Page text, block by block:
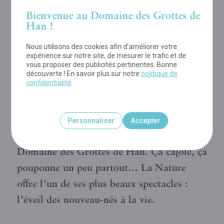
naître !
MÉDIATÈQUE DE L'ARTICLE
TÉLÉCHARGER PDF
En cette période printanière, les naissances
Domaine des Grottes de Han. Ça cajole, ça
pouponne un peu partout… La Nature
offre l’un de ses plus beaux spectacles :
l’éveil des nouveau-nés à la vie.
Bienvenue au Domaine des Grottes de
Han !
Nous utilisons des cookies afin d’améliorer votre
expérience sur notre site, de mesurer le trafic et de
vous proposer des publicités pertinentes. Bonne
découverte ! En savoir plus sur notre politique de
confidentialité
Personnaliser Accepter